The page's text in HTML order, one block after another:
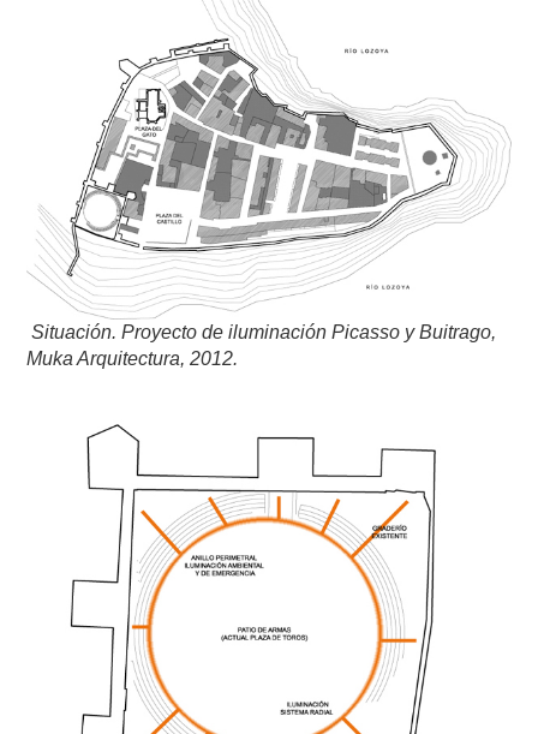
Situación.Proyecto de iluminaciónPicasso y Buitrago,
Muka Arquitectura, 2012.